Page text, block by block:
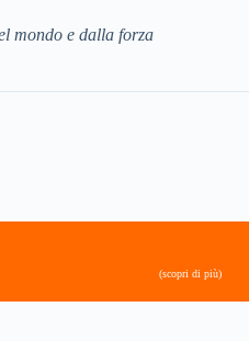
mondo e dalla forza
(scopri di più)